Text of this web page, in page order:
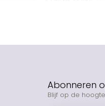
Abonneren
Blijf op de